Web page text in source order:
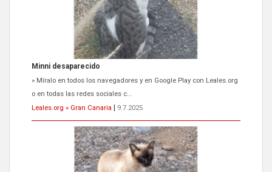
Minni desaparecido
» Míralo en todos los navegadores y en Google Play con Leales.org
o en todas las redes sociales c...
Leales.org » Gran Canaria
9.7.2025